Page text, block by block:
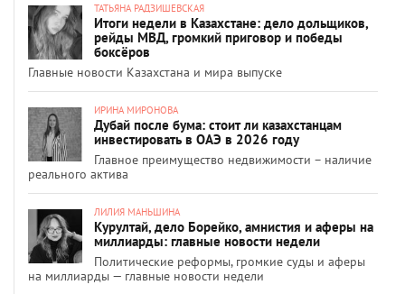
ТАТЬЯНА РАДЗИШЕВСКАЯ
Итоги недели в Казахстане: дело дольщиков,
рейды МВД, громкий приговор и победы
боксёров
Главные новости Казахстана и мира выпуске
ИРИНА МИРОНОВА
Дубай после бума: стоит ли казахстанцам
инвестировать в ОАЭ в 2026 году
Главное преимущество недвижимости – наличие
реального актива
ЛИЛИЯ МАНЬШИНА
Курултай, дело Борейко, амнистия и аферы на
миллиарды: главные новости недели
Политические реформы, громкие суды и аферы
на миллиарды — главные новости недели